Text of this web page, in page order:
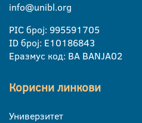
info@unibl.org
PIC број: 995591705
ID број: E10186843
Еразмус код: BA BANJA02
Корисни линкови
Универзитет